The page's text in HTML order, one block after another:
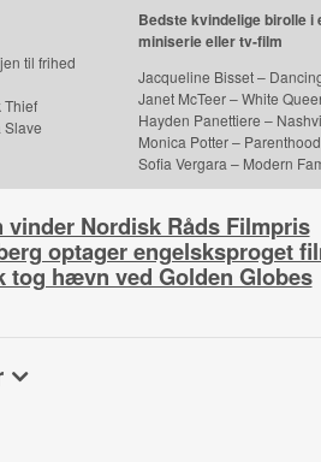
til frihed
Thief
Slave
Bedste kvindelige birolle i
miniserie eller tv-film
Jacqueline Bisset –
Janet McTeer – White
Hayden Panettiere –
Monica Potter – Parenthood
Sofia Vergara – Modern
vinder Nordisk Råds Filmpris
optager engelsksproget
tog hævn ved Golden Globes